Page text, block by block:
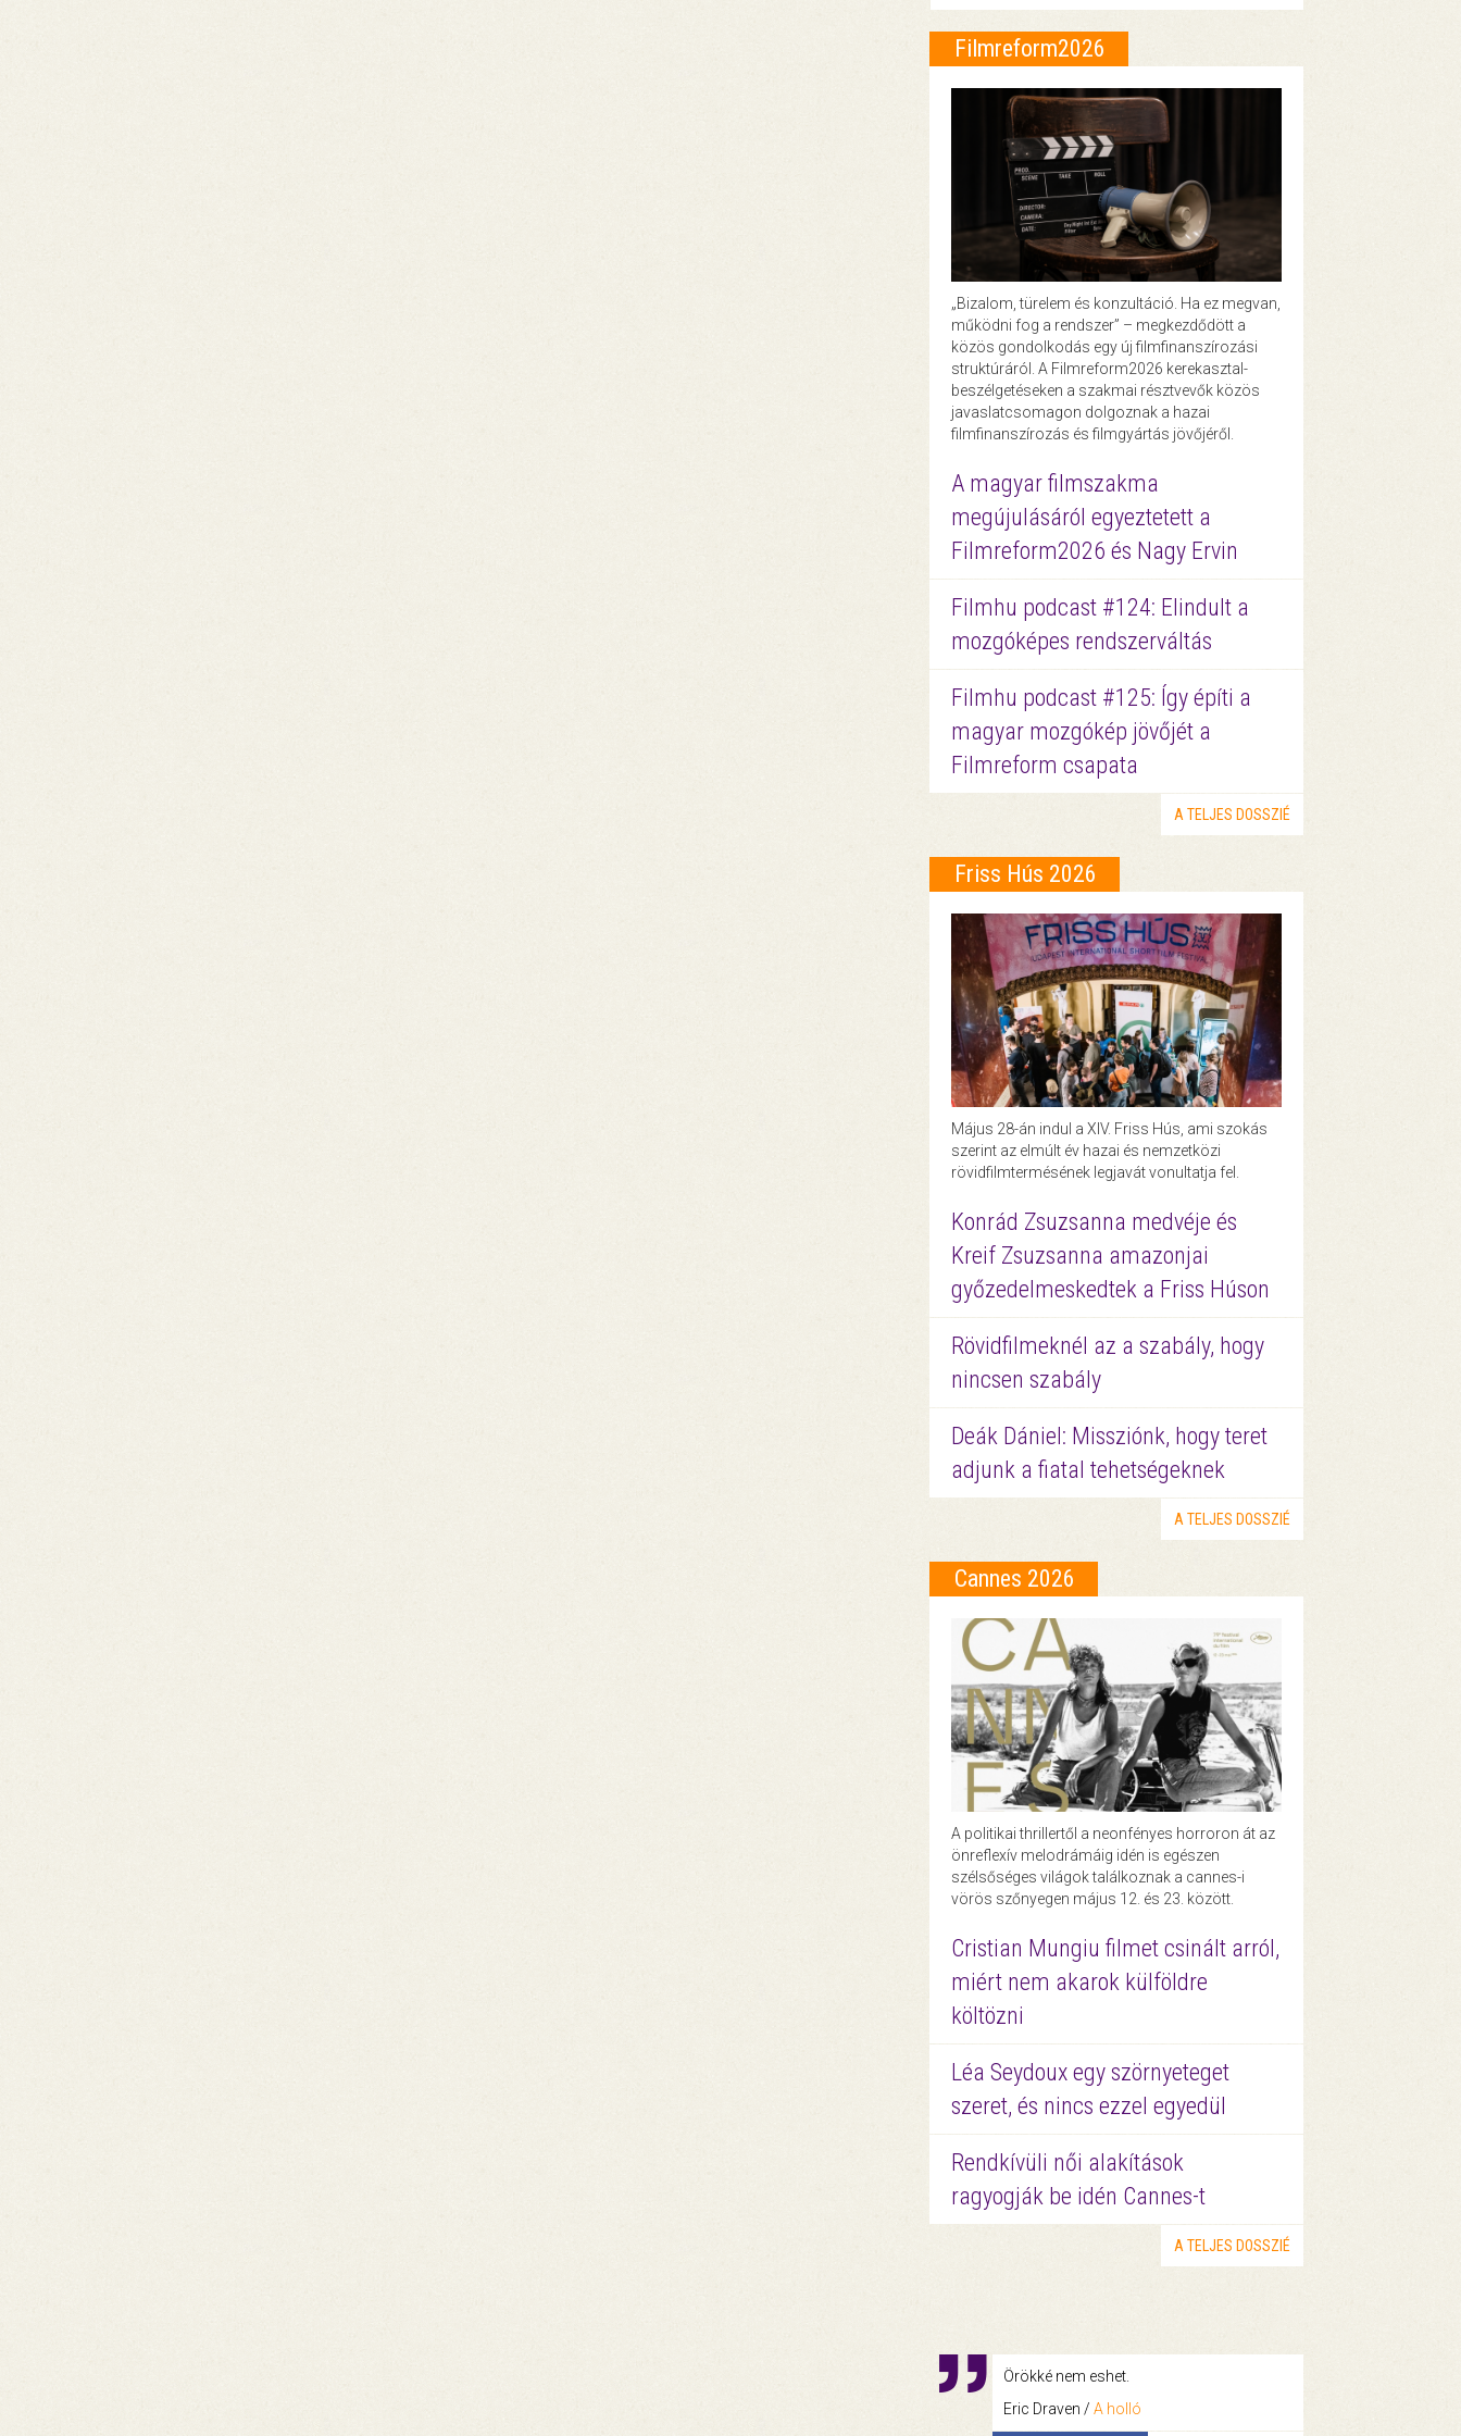
Filmreform2026
„Bizalom, türelem és konzultáció. Ha ez megvan,
működni fog a rendszer” – megkezdődött a
közös gondolkodás egy új filmfinanszírozási
struktúráról. A Filmreform2026 kerekasztal-
beszélgetéseken a szakmai résztvevők közös
javaslatcsomagon dolgoznak a hazai
filmfinanszírozás és filmgyártás jövőjéről.
A magyar filmszakma
megújulásáról egyeztetett a
Filmreform2026 és Nagy Ervin
Filmhu podcast #124: Elindult a
mozgóképes rendszerváltás
Filmhu podcast #125: Így építi a
magyar mozgókép jövőjét a
Filmreform csapata
A TELJES DOSSZIÉ
Friss Hús 2026
Május 28-án indul a XIV. Friss Hús, ami szokás
szerint az elmúlt év hazai és nemzetközi
rövidfilmtermésének legjavát vonultatja fel.
Konrád Zsuzsanna medvéje és
Kreif Zsuzsanna amazonjai
győzedelmeskedtek a Friss Húson
Rövidfilmeknél az a szabály, hogy
nincsen szabály
Deák Dániel: Missziónk, hogy teret
adjunk a fiatal tehetségeknek
A TELJES DOSSZIÉ
Cannes 2026
A politikai thrillertől a neonfényes horroron át az
önreflexív melodrámáig idén is egészen
szélsőséges világok találkoznak a cannes-i
vörös szőnyegen május 12. és 23. között.
Cristian Mungiu filmet csinált arról,
miért nem akarok külföldre
költözni
Léa Seydoux egy szörnyeteget
szeret, és nincs ezzel egyedül
Rendkívüli női alakítások
ragyogják be idén Cannes-t
A TELJES DOSSZIÉ
Örökké nem eshet.
Eric Draven / A holló